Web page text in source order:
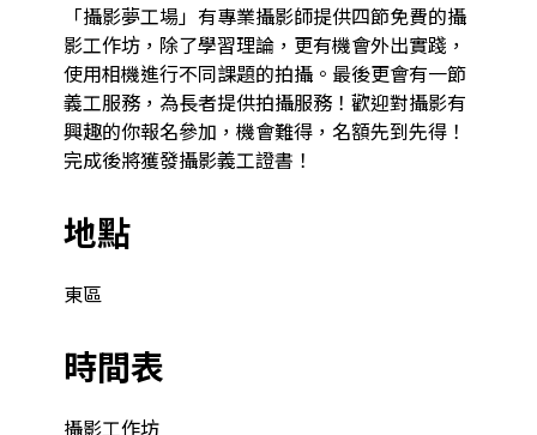
「攝影夢工場」有專業攝影師提供四節免費的攝
影工作坊，除了學習理論，更有機會外出實踐，
使用相機進行不同課題的拍攝。最後更會有一節
義工服務，為長者提供拍攝服務！歡迎對攝影有
興趣的你報名參加，機會難得，名額先到先得！
完成後將獲發攝影義工證書！
地點
東區
時間表
攝影工作坊